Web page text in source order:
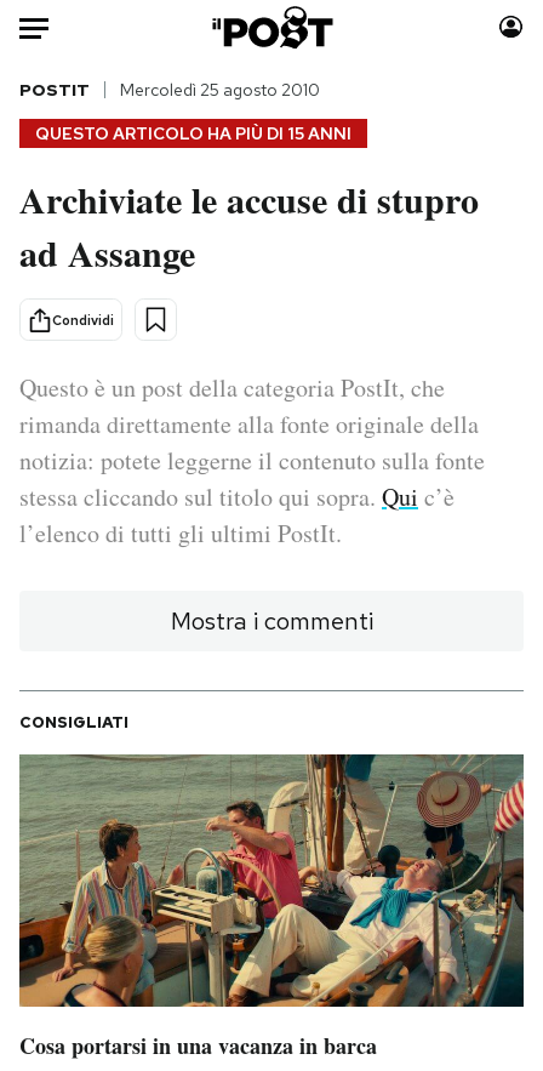
Auto
HOME
Italia
Politica
Tecnologia
Internet
Scienza
Cultura
Moda
Media
Europa
I MIEI PREFERITI
SHOP
CALENDARIO
AREA PERSONALE
Area Personale
QUESTO ARTICOLO HA PIÙ DI 15 ANNI
POSTIT Mercoledì 25 agosto 2010
Archiviate le accuse di stupro
ad Assange
Condividi
Questo è un post della categoria PostIt, che
rimanda direttamente alla fonte originale della
notizia: potete leggerne il contenuto sulla fonte
stessa cliccando sul titolo qui sopra. Qui c’è
l’elenco di tutti gli ultimi PostIt.
Mostra i commenti
CONSIGLIATI
Cosa portarsi in una vacanza in barca